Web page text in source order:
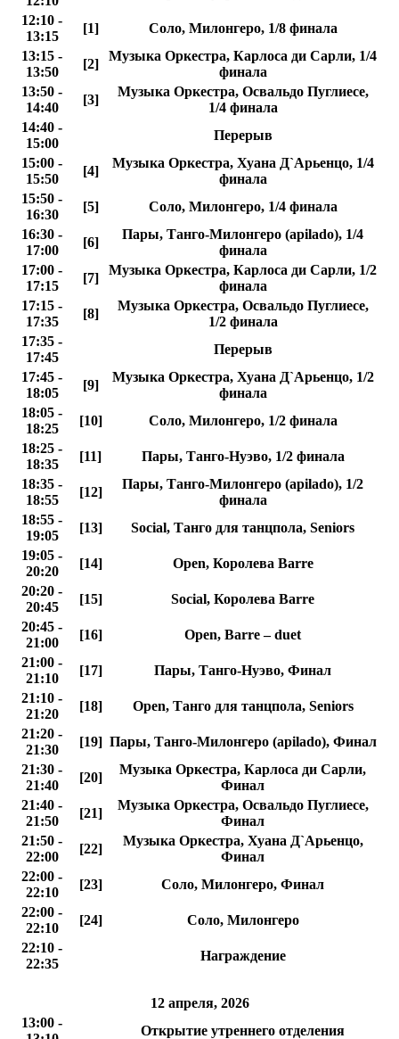
12:10 -
13:15
[1]
Соло, Милонгеро, 1/8 финала
13:15 -
13:50
[2]
Музыка Оркестра, Карлосa ди Сарли, 1/4
финала
13:50 -
14:40
[3]
Музыка Оркестра, Освальдо Пуглиесе,
1/4 финала
14:40 -
15:00
Перерыв
15:00 -
15:50
[4]
Музыка Оркестра, Хуана Д`Арьенцо, 1/4
финала
15:50 -
16:30
[5]
Соло, Милонгеро, 1/4 финала
16:30 -
17:00
[6]
Пары, Танго-Милонгеро (apilado), 1/4
финала
17:00 -
17:15
[7]
Музыка Оркестра, Карлосa ди Сарли, 1/2
финала
17:15 -
17:35
[8]
Музыка Оркестра, Освальдо Пуглиесе,
1/2 финала
17:35 -
17:45
Перерыв
17:45 -
18:05
[9]
Музыка Оркестра, Хуана Д`Арьенцо, 1/2
финала
18:05 -
18:25
[10]
Соло, Милонгеро, 1/2 финала
18:25 -
18:35
[11]
Пары, Танго-Нуэво, 1/2 финала
18:35 -
18:55
[12]
Пары, Танго-Милонгеро (apilado), 1/2
финала
18:55 -
19:05
[13]
Social, Танго для танцпола, Seniors
19:05 -
20:20
[14]
Open, Королева Barre
20:20 -
20:45
[15]
Social, Королева Barre
20:45 -
21:00
[16]
Open, Barre – duet
21:00 -
21:10
[17]
Пары, Танго-Нуэво, Финал
21:10 -
21:20
[18]
Open, Танго для танцпола, Seniors
21:20 -
21:30
[19] Пары, Танго-Милонгеро (apilado), Финал
21:30 -
21:40
[20]
Музыка Оркестра, Карлосa ди Сарли,
Финал
21:40 -
21:50
[21]
Музыка Оркестра, Освальдо Пуглиесе,
Финал
21:50 -
22:00
[22]
Музыка Оркестра, Хуана Д`Арьенцо,
Финал
22:00 -
22:10
[23]
Соло, Милонгеро, Финал
22:00 -
22:10
[24]
Соло, Милонгеро
22:10 -
22:35
Награждение
12 апреля, 2026
13:00 -
Открытие утреннего отделения